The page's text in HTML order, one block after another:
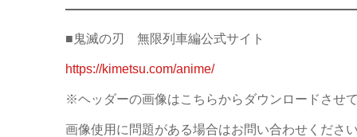
■鬼滅の刃 無限列車編公式サイト
https://kimetsu.com/anime/
※ヘッダーの画像はこちらからダウンロードさせ
画像使用に問題がある場合はお問い合わせください